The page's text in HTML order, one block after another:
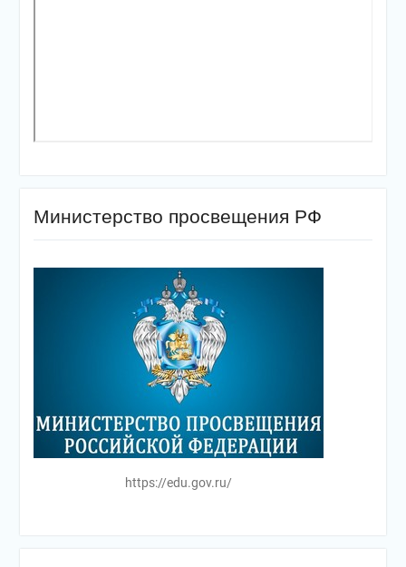
Министерство просвещения РФ
https://edu.gov.ru/